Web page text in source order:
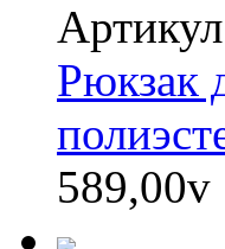
Рюкзак
589,00v